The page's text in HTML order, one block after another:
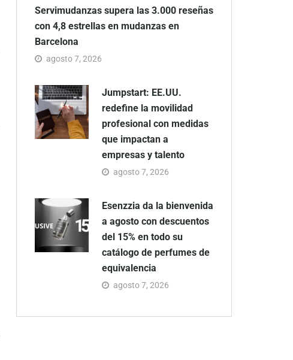
Servimudanzas supera las 3.000 reseñas
con 4,8 estrellas en mudanzas en
Barcelona
agosto 7, 2026
Jumpstart: EE.UU.
redefine la movilidad
profesional con medidas
que impactan a
empresas y talento
agosto 7, 2026
Esenzzia da la bienvenida
a agosto con descuentos
del 15% en todo su
catálogo de perfumes de
equivalencia
agosto 7, 2026